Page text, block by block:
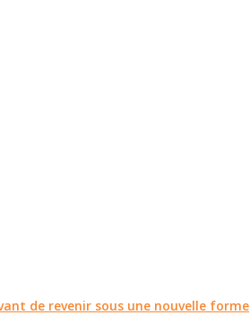
de revenir sous une nouvelle forme